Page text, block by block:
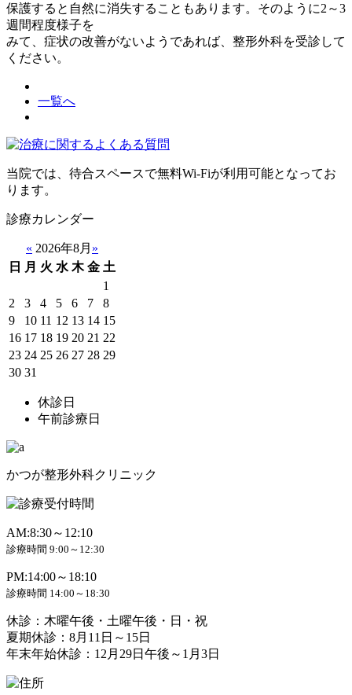
保護すると自然に消失することもあります。そのように2～3
週間程度様子を
みて、症状の改善がないようであれば、整形外科を受診して
ください。
一覧へ
当院では、待合スペースで無料Wi-Fiが利用可能となってお
ります。
診療カレンダー
« 2026年8月 »
日
月 火 水 木 金 土
1
2
3 4 5 6 7
8
9
10 11 12 13 14 15
16 17 18 19 20 21 22
23 24 25 26 27 28 29
30 31
休診日
午前診療日
かつが整形外科クリニック
AM:8:30～12:10
診療時間 9:00～12:30
PM:14:00～18:10
診療時間 14:00～18:30
休診：木曜午後・土曜午後・日・祝
夏期休診：8月11日～15日
年末年始休診：12月29日午後～1月3日